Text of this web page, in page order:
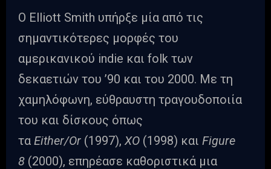
Ο Elliott Smith υπήρξε μία από τις
σημαντικότερες μορφές του
αμερικανικού indie και folk των
δεκαετιών του ’90 και του 2000. Με τη
χαμηλόφωνη, εύθραυστη τραγουδοποιία
του και δίσκους όπως
τα Either/Or (1997), XO (1998) και Figure
8 (2000), επηρέασε καθοριστικά μια